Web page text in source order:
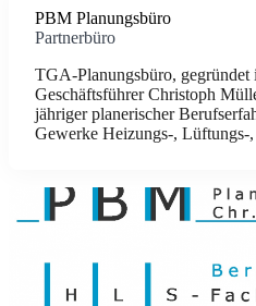
PBM Planungsbüro
Partnerbüro
TGA-Planungsbüro, gegründet
Geschäftsführer Christoph
jähriger planerischer
Gewerke Heizungs-,